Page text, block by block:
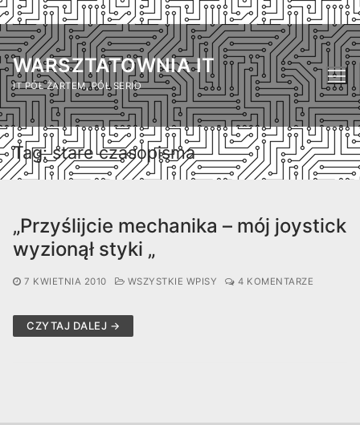
Przejdź
do
treści
WARSZTATOWNIA IT
IT PÓŁ ŻARTEM, PÓŁ SERIO
Tag:stare czasopisma
„Przyślijcie mechanika – mój joystick
wyzionął styki „
7 KWIETNIA 2010 WSZYSTKIE WPISY 4 KOMENTARZE
CZYTAJ DALEJ →